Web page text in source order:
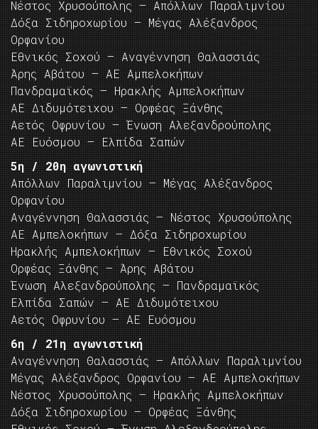
Νέστος Χρυσούπολης – Απόλλων Παραλιμνίου
Δόξα Σιδηροχωρίου – Μέγας Αλέξανδρος
Ορφανίου
Εθνικός Σοχού – Αναγέννηση Θαλασσιάς
Άρης Αβάτου – ΑΕ Αμπελοκήπων
Πανδραμαϊκός – Ηρακλής Αμπελοκήπων
ΑΕ Διδυμότειχου – Ορφέας Ξάνθης
Αετός Οφρυνίου – Ένωση Αλεξανδρούπολης
ΑΕ Ευόσμου – Ελπίδα Σαπών
5η / 20η αγωνιστική
Απόλλων Παραλιμνίου – Μέγας Αλέξανδρος
Ορφανίου
Αναγέννηση Θαλασσιάς – Νέστος Χρυσούπολης
ΑΕ Αμπελοκήπων – Δόξα Σιδηροχωρίου
Ηρακλής Αμπελοκήπων – Εθνικός Σοχού
Ορφέας Ξάνθης – Άρης Αβάτου
Ένωση Αλεξανδρούπολης – Πανδραμαϊκός
Ελπίδα Σαπών – ΑΕ Διδυμότειχου
Αετός Οφρυνίου – ΑΕ Ευόσμου
6η / 21η αγωνιστική
Αναγέννηση Θαλασσιάς – Απόλλων Παραλιμνίου
Μέγας Αλέξανδρος Ορφανίου – ΑΕ Αμπελοκήπων
Νέστος Χρυσούπολης – Ηρακλής Αμπελοκήπων
Δόξα Σιδηροχωρίου – Ορφέας Ξάνθης